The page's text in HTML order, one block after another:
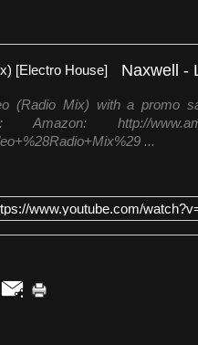
(Radio Mix) with a promo
http://
...
www.youtube.com/